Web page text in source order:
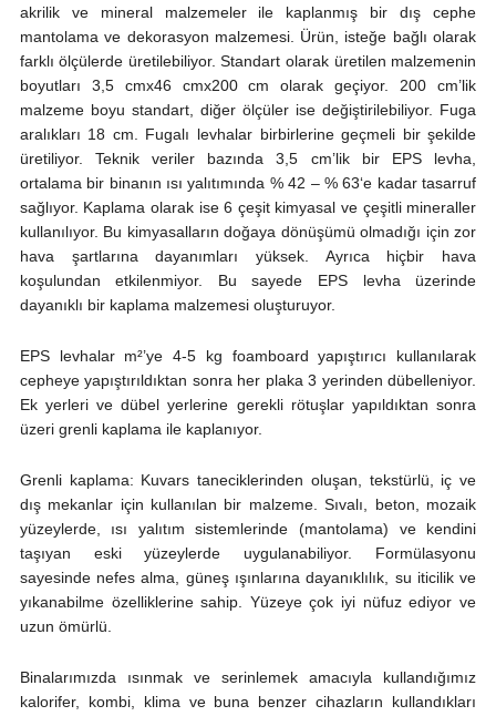
akrilik ve mineral malzemeler ile kaplanmış bir dış cephe
mantolama ve dekorasyon malzemesi. Ürün, isteğe bağlı olarak
farklı ölçülerde üretilebiliyor. Standart olarak üretilen malzemenin
boyutları 3,5 cmx46 cmx200 cm olarak geçiyor. 200 cm’lik
malzeme boyu standart, diğer ölçüler ise değiştirilebiliyor. Fuga
aralıkları 18 cm. Fugalı levhalar birbirlerine geçmeli bir şekilde
üretiliyor. Teknik veriler bazında 3,5 cm’lik bir EPS levha,
ortalama bir binanın ısı yalıtımında % 42 – % 63‘e kadar tasarruf
sağlıyor. Kaplama olarak ise 6 çeşit kimyasal ve çeşitli mineraller
kullanılıyor. Bu kimyasalların doğaya dönüşümü olmadığı için zor
hava şartlarına dayanımları yüksek. Ayrıca hiçbir hava
koşulundan etkilenmiyor. Bu sayede EPS levha üzerinde
dayanıklı bir kaplama malzemesi oluşturuyor.
EPS levhalar m²’ye 4-5 kg foamboard yapıştırıcı kullanılarak
cepheye yapıştırıldıktan sonra her plaka 3 yerinden dübelleniyor.
Ek yerleri ve dübel yerlerine gerekli rötuşlar yapıldıktan sonra
üzeri grenli kaplama ile kaplanıyor.
Grenli kaplama: Kuvars taneciklerinden oluşan, tekstürlü, iç ve
dış mekanlar için kullanılan bir malzeme. Sıvalı, beton, mozaik
yüzeylerde, ısı yalıtım sistemlerinde (mantolama) ve kendini
taşıyan eski yüzeylerde uygulanabiliyor. Formülasyonu
sayesinde nefes alma, güneş ışınlarına dayanıklılık, su iticilik ve
yıkanabilme özelliklerine sahip. Yüzeye çok iyi nüfuz ediyor ve
uzun ömürlü.
Binalarımızda ısınmak ve serinlemek amacıyla kullandığımız
kalorifer, kombi, klima ve buna benzer cihazların kullandıkları